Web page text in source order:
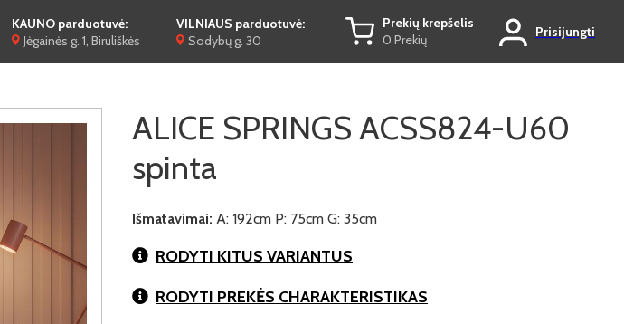
KAUNO parduotuvė:
Jėgainės g. 1, Biruliškės
VILNIAUS parduotuvė:
Sodybų g. 30
Prekių krepšelis
0 Prekių
Prisijungti
ALICE SPRINGS ACSS824-U60
spinta
Išmatavimai: A: 192cm P: 75cm G: 35cm
RODYTI KITUS VARIANTUS
RODYTI PREKĖS CHARAKTERISTIKAS